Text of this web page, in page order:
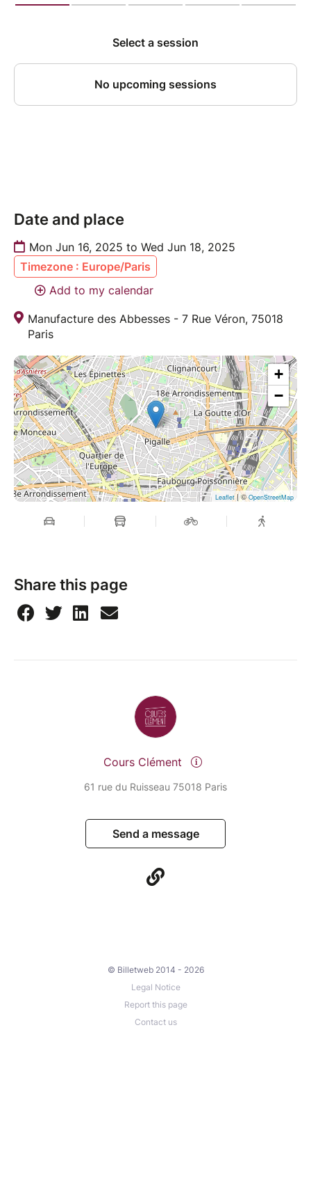
Date and place
Mon Jun 16, 2025 to Wed Jun 18, 2025
Timezone : Europe/Paris
Add to my calendar
Manufacture des Abbesses - 7 Rue Véron, 75018
Paris
+
−
Leaflet| ©OpenStreetMap
Share this page
Cours Clément
61 rue du Ruisseau 75018 Paris
Send a message
© Billetweb 2014 - 2026
Legal Notice
Report this page
Contact us